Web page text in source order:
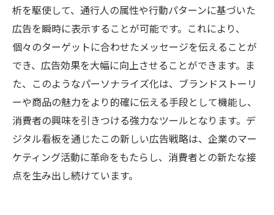
析を駆使して、通行人の属性や行動パターンに基づいた
広告を瞬時に表示することが可能です。これにより、
個々のターゲットに合わせたメッセージを伝えることが
でき、広告効果を大幅に向上させることができます。ま
た、このようなパーソナライズ化は、ブランドストーリ
ーや商品の魅力をより的確に伝える手段として機能し、
消費者の興味を引きつける強力なツールとなります。デ
ジタル看板を通じたこの新しい広告戦略は、企業のマー
ケティング活動に革命をもたらし、消費者との新たな接
点を生み出し続けています。